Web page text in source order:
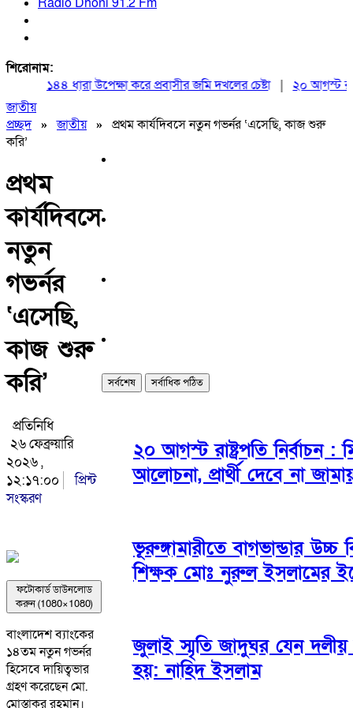
শিরোনাম:
১৪৪ ধারা উপেক্ষা করে প্রবাসীর জমি দখলের চেষ্টা| ২০ আগস্ট
জাতীয়
প্রচ্ছদ»জাতীয়» প্রথম কার্যদিবসে নতুন গভর্নর ‘এসেছি, কাজ শুরু
করি’
প্রথম
কার্যদিবসে
নতুন
গভর্নর
‘এসেছি,
কাজ শুরু
করি’
প্রতিনিধি
২৬ ফেব্রুয়ারি
২০২৬ ,
১২:১৭:০০
প্রিন্ট
সংস্করণ
ফটোকার্ড ডাউনলোড
করুন (1080×1080)
বাংলাদেশ ব্যাংকের
১৪তম নতুন গভর্নর
হিসেবে দায়িত্বভার
গ্রহণ করেছেন মো.
মোস্তাকুর রহমান।
সর্বশেষ সর্বাধিক পঠিত
২০ আগস্ট রাষ্ট্রপতি নির্বাচন
আলোচনা, প্রার্থী দেবে না
ভূরুঙ্গামারীতে বাগভান্ডার উচ্চ
শিক্ষক মোঃ নুরুল ইসলামের
জুলাই স্মৃতি জাদুঘর যেন দলীয়
হয়: নাহিদ ইসলাম